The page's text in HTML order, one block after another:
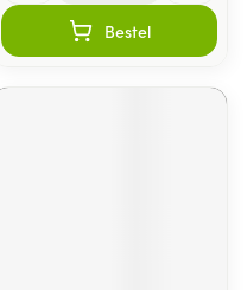
Bestel